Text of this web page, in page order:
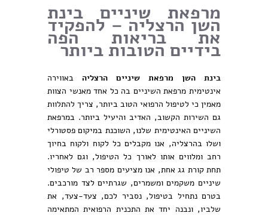
מרפאת שיניים בינת
השן הרצליה – להפקיד
את בריאות הפה
בידיים הטובות ביותר
בינת השן מרפאת שיניים הרצליה באווירה
אינטימית מרפאת השיניים בה כל אחד מאנשי הצוות
מאמין כי לטיפול הרפואי הטוב ביותר, צריך להתלוות
גם השירות הקשוב, האדיב והיעיל ביותר. במרפאת
השיניים האינטימית שלנו, השוכנת במיקום פסטורלי
ושלו בהרצליה, אנו מקבלים כל לקוח ולקוח בחיוך
רחב ומלווים אותו לאורך כל הטיפול, וגם לאחריו.
תחת קורת גג אחת, אנו מציעים מספר רב של טיפולי
שיניים משקמים ומשמרים, שגרתיים לצד מורכבים.
בטרם נתחיל בטיפול, נסביר לכם, צעד-צעד, את
שלביו, ונבנה יחד את התכנית הרפואית המתאימה